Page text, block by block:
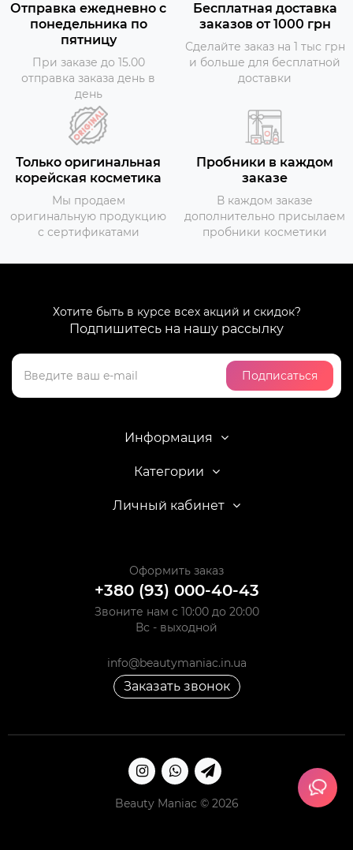
Отправка ежедневно с
понедельника по
пятницу
При заказе до 15.00
отправка заказа день в
день
Бесплатная доставка
заказов от 1000 грн
Сделайте заказ на 1 тыс грн
и больше для бесплатной
доставки
Только оригинальная
корейская косметика
Мы продаем
оригинальную продукцию
с сертификатами
Пробники в каждом
заказе
В каждом заказе
дополнительно присылаем
пробники косметики
Хотите быть в курсе всех акций и скидок?
Подпишитесь на нашу рассылку
Подписаться
Информация
Категории
Личный кабинет
Оформить заказ
+380 (93) 000-40-43
Звоните нам с 10:00 до 20:00
Вс - выходной
info@beautymaniac.in.ua
Заказать звонок
Beauty Maniac © 2026